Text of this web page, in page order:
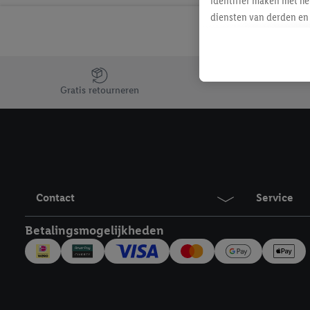
Jouw voordelen bij ons als Lidl webshop klant
Gratis retourneren
Contact Service
Betalingsmogelijkheden
diensten van derden
Als je hiervoor
eerder interesse hebt
maar het niet te
mailadres en met
Onder "Aanpassen"
Door te klikken op
technieken worden
inclusief over de
trekken, vind je in onze
over de cookies die